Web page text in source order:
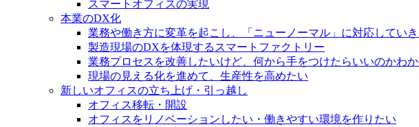
スマートオフィスの実現
本業のDX化
業務や働き方に変革を起こし、「ニューノーマル」に対応してい
製造現場のDXを体現するスマートファクトリー
業務プロセスを改善したいけど、何から手をつけたらいいのかわ
現場の見える化を進めて、生産性を高めたい
新しいオフィスの立ち上げ・引っ越し
オフィス移転・開設
オフィスをリノベーションしたい・働きやすい環境を作りたい